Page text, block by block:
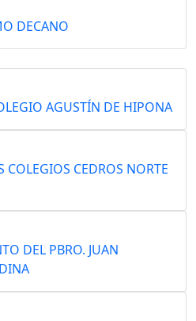
DECANO
AGUSTÍN DE HIPONA
COLEGIOS CEDROS NORTE
DEL PBRO. JUAN